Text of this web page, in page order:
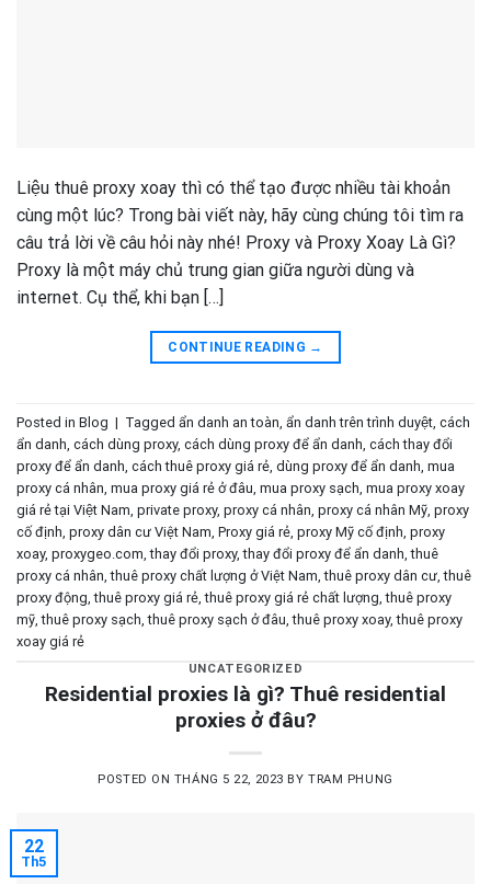
Liệu thuê proxy xoay thì có thể tạo được nhiều tài khoản
cùng một lúc? Trong bài viết này, hãy cùng chúng tôi tìm ra
câu trả lời về câu hỏi này nhé! Proxy và Proxy Xoay Là Gì?
Proxy là một máy chủ trung gian giữa người dùng và
internet. Cụ thể, khi bạn […]
CONTINUE READING →
Posted in Blog | Tagged ẩn danh an toàn ẩn danh trên trình duyệt cách
ẩn danh cách dùng proxy, cách dùng proxy để ẩn danh cách thay đổi
proxy để ẩn danh cách thuê proxy giá rẻ dùng proxy để ẩn danh mua
proxy cá nhân mua proxy giá rẻ ở đâu mua proxy sạch mua proxy xoay
giá rẻ tại Việt Nam private proxy, proxy cá nhân proxy cá nhân Mỹ proxy
cố định proxy dân cư Việt Nam Proxy giá rẻ proxy Mỹ cố định proxy
xoay, proxygeo.com ,thay đổi proxy,thay đổi proxy để ẩn danh ,thuê
proxy cá nhân ,thuê proxy chất lượng ở Việt Nam ,thuê proxy dân cư ,thuê
proxy động ,thuê proxy giá rẻ ,thuê proxy giá rẻ chất lượng ,thuê proxy
mỹ ,thuê proxy sạch ,thuê proxy sạch ở đâu ,thuê proxy xoay,thuê proxy
xoay giá rẻ
UNCATEGORIZED
Residential proxies là gì? Thuê residential
proxies ở đâu?
POSTED ON THÁNG 5 22, 2023 BYTRAM PHUNG
22
Th5